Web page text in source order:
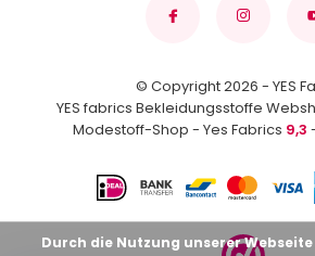
© Copyright 2026 - YES
YES fabrics Bekleidungsstoffe
Modestoff-Shop - Yes Fabrics 9,3
Durch die Nutzung unserer